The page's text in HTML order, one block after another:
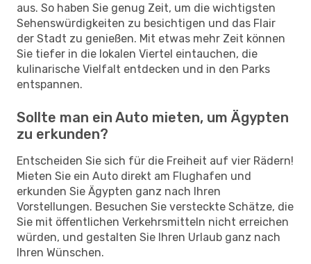
aus. So haben Sie genug Zeit, um die wichtigsten
Sehenswürdigkeiten zu besichtigen und das Flair
der Stadt zu genießen. Mit etwas mehr Zeit können
Sie tiefer in die lokalen Viertel eintauchen, die
kulinarische Vielfalt entdecken und in den Parks
entspannen.
Sollte man ein Auto mieten, um Ägypten
zu erkunden?
Entscheiden Sie sich für die Freiheit auf vier Rädern!
Mieten Sie ein Auto direkt am Flughafen und
erkunden Sie Ägypten ganz nach Ihren
Vorstellungen. Besuchen Sie versteckte Schätze, die
Sie mit öffentlichen Verkehrsmitteln nicht erreichen
würden, und gestalten Sie Ihren Urlaub ganz nach
Ihren Wünschen.